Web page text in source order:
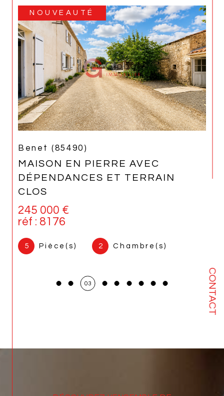
CONTACT
NOUVEAUTÉ
Benet (85490)
MAISON EN PIERRE AVEC
DÉPENDANCES ET TERRAIN
CLOS
245 000 €
réf : 8176
5 Pièce(s) 2 Chambre(s)
03